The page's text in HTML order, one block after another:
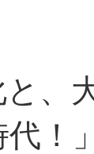
と、
！」